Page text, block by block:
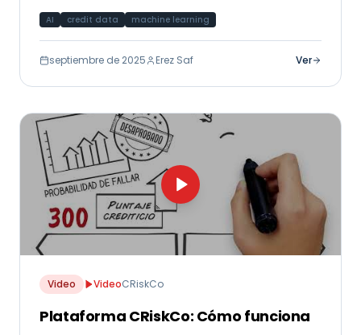
AI credit data machine learning
septiembre de 2025 Erez Saf Ver
Video VideoCRiskCo
Plataforma CRiskCo: Cómo funciona